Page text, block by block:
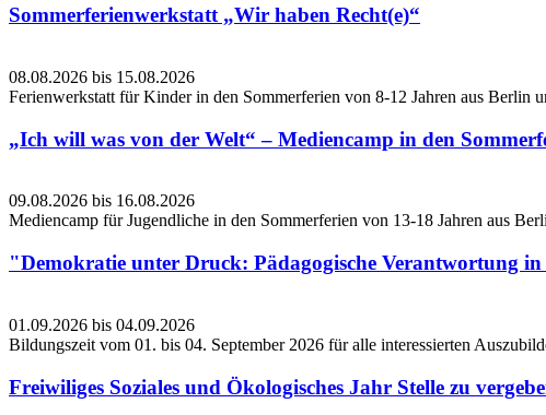
Sommerferienwerkstatt „Wir haben Recht(e)“
08.08.2026 bis 15.08.2026
Ferienwerkstatt für Kinder in den Sommerferien von 8-12 Jahren aus Berlin
„Ich will was von der Welt“ – Mediencamp in den
09.08.2026 bis 16.08.2026
Mediencamp für Jugendliche in den Sommerferien von 13-18 Jahren aus
"Demokratie unter Druck: Pädagogische Verantwortung in
01.09.2026 bis 04.09.2026
Bildungszeit vom 01. bis 04. September 2026 für alle interessierten
Freiwiliges Soziales und Ökologisches Jahr Stelle zu